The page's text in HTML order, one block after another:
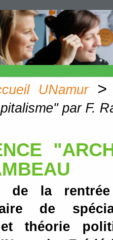
UNamur >
par F.
de la
de
théorie